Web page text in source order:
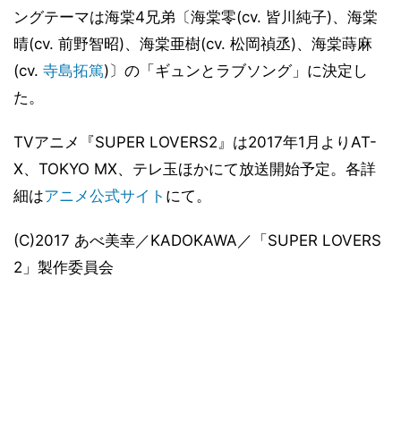
ングテーマは海棠4兄弟〔海棠零(cv. 皆川純子)、海棠
晴(cv. 前野智昭)、海棠亜樹(cv. 松岡禎丞)、海棠蒔麻
(cv. 寺島拓篤)〕の「ギュンとラブソング」に決定し
た。
TVアニメ『SUPER LOVERS2』は2017年1月よりAT-
X、TOKYO MX、テレ玉ほかにて放送開始予定。各詳
細はアニメ公式サイト にて。
(C)2017 あべ美幸／KADOKAWA／「SUPER LOVERS
2」製作委員会